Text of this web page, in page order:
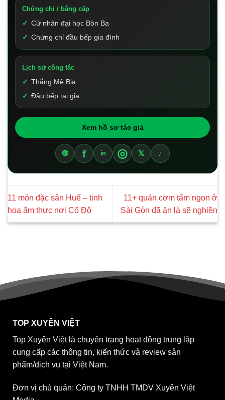
Chứng chỉ / bằng cấp
Cử nhân đại học Bôn Ba
Chứng chỉ đầu bếp gia đình
Lịch sử công tác
Thắng Mê Bia
Đầu bếp tại gia
Xem hồ sơ tác giả
🌐 f in ◎ 𝕏 ♪
11 món đặc sản Huế – tinh
hoa ẩm thực nơi Cố Đô
11+ quán cơm tấm ngon ở
Sài Gòn đã ăn là sẽ nghiền
TOP XUYÊN VIỆT
Top Xuyên Việt là chuyên trang hoạt động trung lập
cung cấp các thông tin, kiến thức và review sản
phẩm/dịch vụ tại Việt Nam.
Đơn vị chủ quản: Công ty TNHH TMDV Xuyên Việt